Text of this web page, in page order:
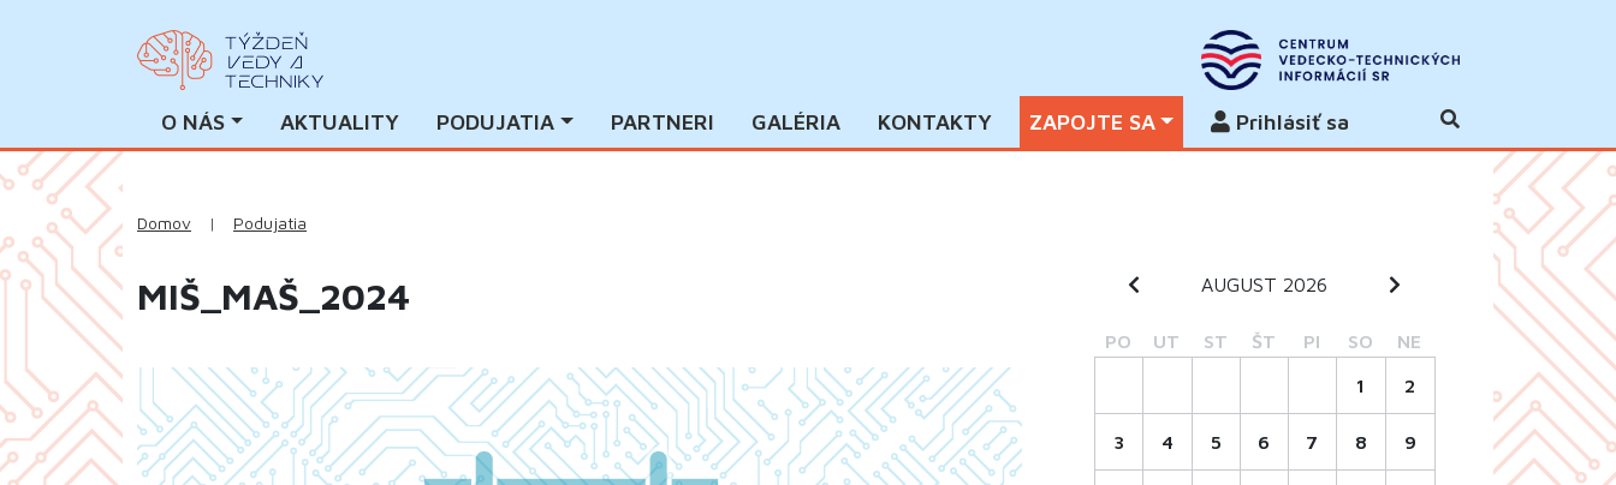
O NÁS AKTUALITY PODUJATIA PARTNERI GALÉRIA KONTAKTY ZAPOJTE SA Prihlásiť sa
Domov | Podujatia
MIŠ_MAŠ_2024 AUGUST 2026
PO UT ST ŠT PI SO NE
1 2
3 4 5 6 7 8 9